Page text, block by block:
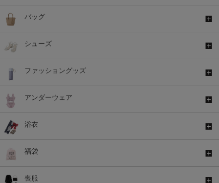
バッグ
シューズ
ファッショングッズ
アンダーウェア
浴衣
福袋
喪服